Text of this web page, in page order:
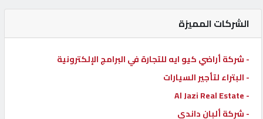
كيو
ماركت
الدليل
القطري
الشركات المميزة
- شركة أراضي كيو ايه للتجارة في البرامج الإلكترونية
- البتراء لتأجير السيارات
- Al Jazi Real Estate
- شركة ألبان داندي